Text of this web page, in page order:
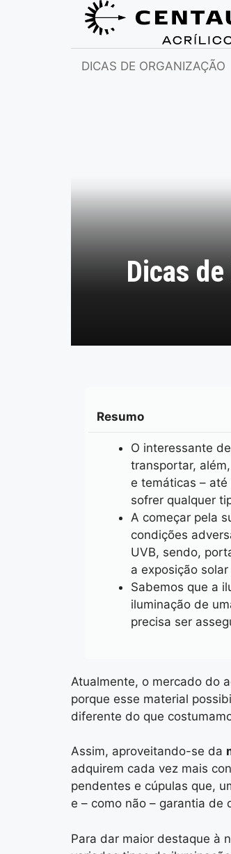
DICAS DE ORGANIZAÇÃO
Dicas
Resumo
O interessante
transportar,
e temáticas –
sofrer qualquer
A começar pela
condições
UVB, sendo,
a exposição
Sabemos que a
iluminação de
precisa ser
Atualmente, o mercado do
porque esse material
diferente do que
Assim, aproveitando-se da
adquirem cada vez mais
pendentes e cúpulas que,
e – como não – garantia de
Para dar maior destaque à